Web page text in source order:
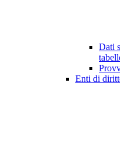
Dati
Enti di